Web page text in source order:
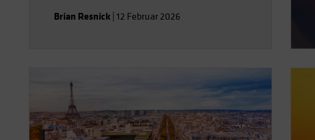
Brian Resnick 12 Februar 2026